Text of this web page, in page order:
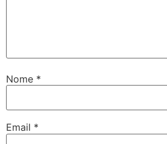
Nome *
Email *